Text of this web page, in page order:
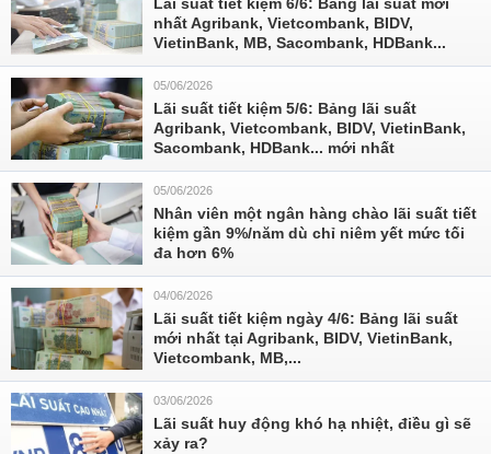
nhất Agribank, Vietcombank, BIDV,
VietinBank, MB, Sacombank, HDBank...
05/06/2026
Lãi suất tiết kiệm 5/6: Bảng lãi suất
Agribank, Vietcombank, BIDV, VietinBank,
Sacombank, HDBank... mới nhất
05/06/2026
Nhân viên một ngân hàng chào lãi suất tiết
kiệm gần 9%/năm dù chỉ niêm yết mức tối
đa hơn 6%
04/06/2026
Lãi suất tiết kiệm ngày 4/6: Bảng lãi suất
mới nhất tại Agribank, BIDV, VietinBank,
Vietcombank, MB,...
03/06/2026
Lãi suất huy động khó hạ nhiệt, điều gì sẽ
xảy ra?